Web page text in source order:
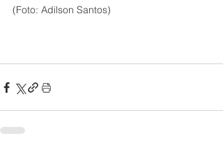
(Foto: Adilson Santos)